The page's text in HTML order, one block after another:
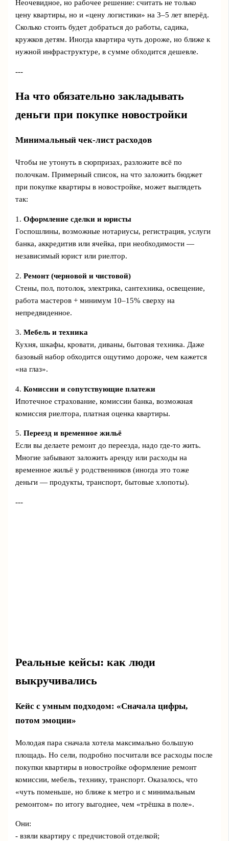
Неочевидное, но рабочее решение: считать не только
цену квартиры, но и «цену логистики» на 3–5 лет вперёд.
Сколько стоить будет добраться до работы, садика,
кружков детям. Иногда квартира чуть дороже, но ближе к
нужной инфраструктуре, в сумме обходится дешевле.
---
На что обязательно закладывать
деньги при покупке новостройки
Минимальный чек-лист расходов
Чтобы не утонуть в сюрпризах, разложите всё по
полочкам. Примерный список, на что заложить бюджет
при покупке квартиры в новостройке, может выглядеть
так:
1.Оформление сделки и юристы
Госпошлины, возможные нотариусы, регистрация, услуги
банка, аккредитив или ячейка, при необходимости —
независимый юрист или риелтор.
2.Ремонт (черновой и чистовой)
Стены, пол, потолок, электрика, сантехника, освещение,
работа мастеров + минимум 10–15% сверху на
непредвиденное.
3.Мебель и техника
Кухня, шкафы, кровати, диваны, бытовая техника. Даже
базовый набор обходится ощутимо дороже, чем кажется
«на глаз».
4.Комиссии и сопутствующие платежи
Ипотечное страхование, комиссии банка, возможная
комиссия риелтора, платная оценка квартиры.
5.Переезд и временное жильё
Если вы делаете ремонт до переезда, надо где-то жить.
Многие забывают заложить аренду или расходы на
временное жильё у родственников (иногда это тоже
деньги — продукты, транспорт, бытовые хлопоты).
---
Реальные кейсы: как люди
выкручивались
Кейс с умным подходом: «Сначала цифры,
потом эмоции»
Молодая пара сначала хотела максимально большую
площадь. Но сели, подробно посчитали все расходы после
покупки квартиры в новостройке оформление ремонт
комиссии, мебель, технику, транспорт. Оказалось, что
«чуть поменьше, но ближе к метро и с минимальным
ремонтом» по итогу выгоднее, чем «трёшка в поле».
Они:
- взяли квартиру с предчистовой отделкой;